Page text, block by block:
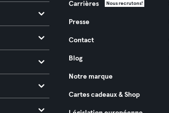
Carrières Nous recrutons!
Presse
Contact
Blog
Notre marque
Cartes cadeaux & Shop